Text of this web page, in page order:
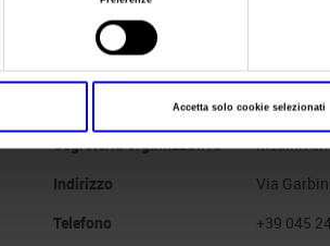
Accetta solo cookie selezionati
Website
http://
E-mail
Segreteria organizzativa
Medinit srl
Indirizzo
Via
Telefono
+39 045